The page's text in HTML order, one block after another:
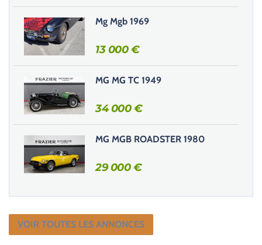
h
a
m
v
e
Mg Mgb 1969
13 000€
MG MG TC 1949
34 000€
MG MGB ROADSTER 1980
29 000€
VOIR TOUTES LES ANNONCES